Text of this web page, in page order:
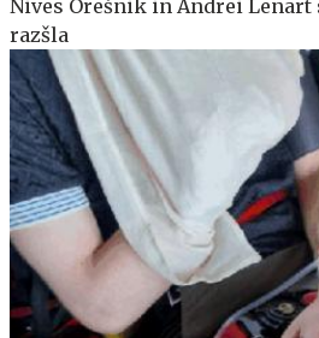
Nives Orešnik in Andrei Lenart
razšla